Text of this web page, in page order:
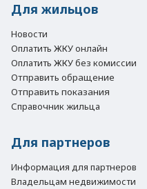
Для жильцов
Новости
Оплатить ЖКУ онлайн
Оплатить ЖКУ без комиссии
Отправить обращение
Отправить показания
Справочник жильца
Для партнеров
Информация для партнеров
Владельцам недвижимости